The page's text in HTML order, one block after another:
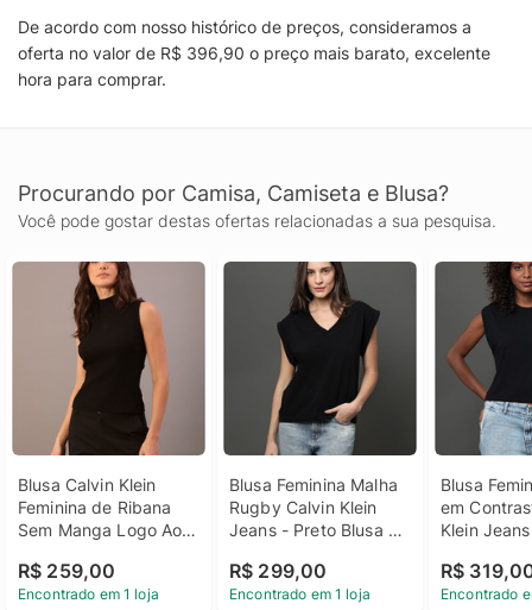
De acordo com nosso histórico de preços, consideramos a
oferta no valor de R$ 396,90 o preço mais barato, excelente
hora para comprar.
Procurando por Camisa, Camiseta e Blusa?
Você pode gostar destas ofertas relacionadas a sua pesquisa.
Blusa Calvin Klein
Feminina de Ribana
Sem Manga Logo Aop
Klein Feminina de
Ribana Sem Manga
R$ 259,00
Encontrado em 1 loja
Blusa Feminina Malha
Rugby Calvin Klein
Jeans - Preto Blusa
Rugby Calvin Klein
Jeans Preto p
R$ 299,00
Encontrado em 1 loja
Blusa
em
Klein
em
Klein
R$
Encontrado